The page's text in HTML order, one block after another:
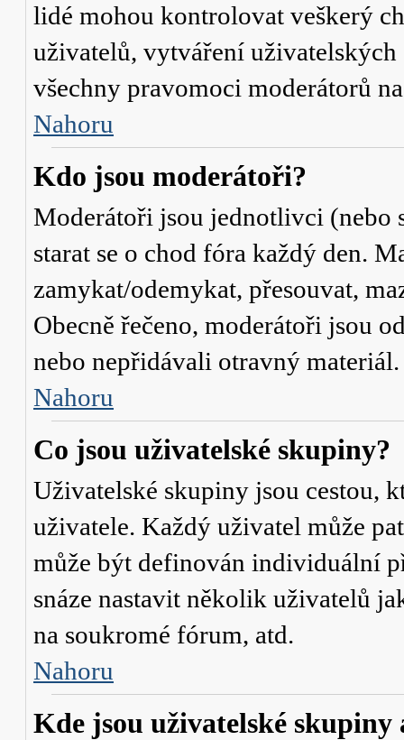
lidé mohou kontrolovat veškerý
uživatelů, vytváření
všechny pravomoci moderátorů
Nahoru
Kdo jsou moderátoři?
Moderátoři jsou jednotlivci (nebo
starat se o chod fóra každý den.
zamykat/odemykat, přesouvat,
Obecně řečeno, moderátoři jsou
nebo nepřidávali otravný materiál.
Nahoru
Co jsou uživatelské skupiny?
Uživatelské skupiny jsou cestou,
uživatele. Každý uživatel může
může být definován individuální
snáze nastavit několik uživatelů
na soukromé fórum, atd.
Nahoru
Kde jsou uživatelské